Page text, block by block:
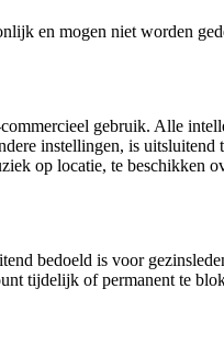
en mogen niet worden
gebruik. Alle
instellingen, is uitsluitend
op locatie, te beschikken
bedoeld is voor
tijdelijk of permanent te